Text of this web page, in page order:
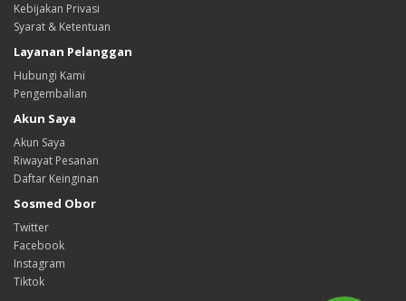
Kebijakan Privasi
Syarat & Ketentuan
Layanan Pelanggan
Hubungi Kami
Pengembalian
Akun Saya
Akun Saya
Riwayat Pesanan
Daftar Keinginan
Sosmed Obor
Twitter
Facebook
Instagram
Tiktok